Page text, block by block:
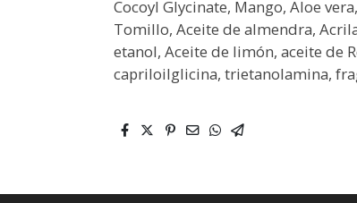
Cocoyl Glycinate, Mango, Aloe
Tomillo, Aceite de almendra,
etanol, Aceite de limón, aceite de
capriloilglicina, trietanolamina,